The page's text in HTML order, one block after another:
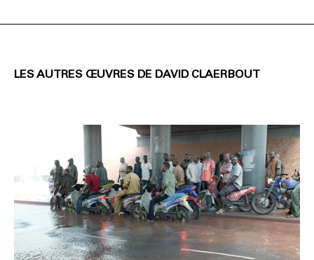
LES AUTRES ŒUVRES DE DAVID CLAERBOUT